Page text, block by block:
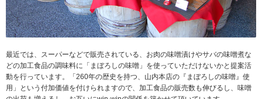
最近では、スーパーなどで販売されている、お肉の味噌漬けやサバの味噌煮な
どの加工食品の調味料に「まぼろしの味噌」を使っていただけないかと提案活
動を行っています。「260年の歴史を持つ、山内本店の『まぼろしの味噌』使
用」という付加価値を付けられますので、加工食品の販売数も伸びるし、味噌